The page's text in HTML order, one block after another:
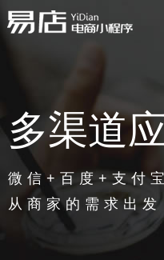
基础版
多渠道
微信+百度+支付
从商家的需求出